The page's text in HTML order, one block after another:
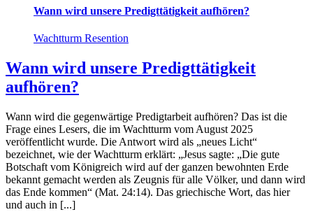
Wann wird unsere Predigttätigkeit aufhören?
Wachtturm Resention
Wann wird unsere Predigttätigkeit
aufhören?
Wann wird die gegenwärtige Predigtarbeit aufhören? Das ist die
Frage eines Lesers, die im Wachtturm vom August 2025
veröffentlicht wurde. Die Antwort wird als „neues Licht“
bezeichnet, wie der Wachtturm erklärt: „Jesus sagte: „Die gute
Botschaft vom Königreich wird auf der ganzen bewohnten Erde
bekannt gemacht werden als Zeugnis für alle Völker, und dann wird
das Ende kommen“ (Mat. 24:14). Das griechische Wort, das hier
und auch in [...]